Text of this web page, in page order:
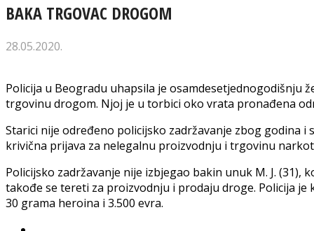
BAKA TRGOVAC DROGOM
28.05.2020.
Policija u Beogradu uhapsila je osamdesetjednogodišnju
trgovinu drogom. Njoj je u torbici oko vrata pronađena
Starici nije određeno policijsko zadržavanje zbog godina
krivična prijava za nelegalnu proizvodnju i trgovinu
Policijsko zadržavanje nije izbjegao bakin unuk M. J. (31),
takođe se tereti za proizvodnju i prodaju droge. Policija
30 grama heroina i 3.500 evra.